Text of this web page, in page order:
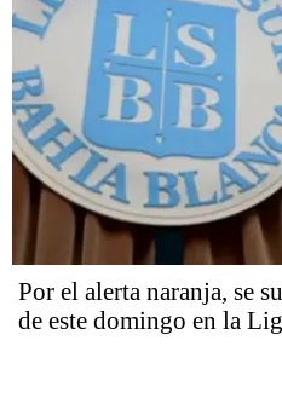
Por el alerta naranja, se
de este domingo en la